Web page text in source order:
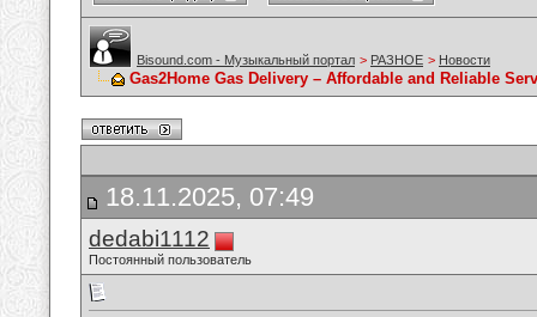
Bisound.com - Музыкальный портал > РАЗНОЕ > Новости
Gas2Home Gas Delivery – Affordable and Reliable
18.11.2025, 07:49
dedabi1112
Постоянный пользователь